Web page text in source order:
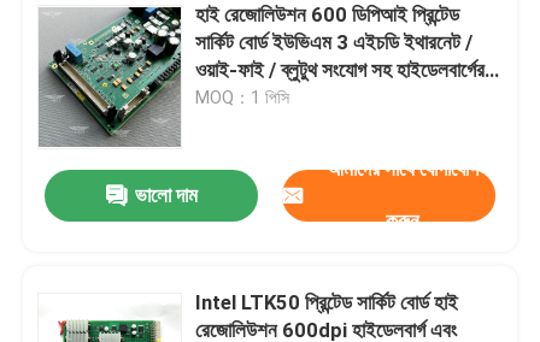
আমাদের সাথে যোগাযোগ করুন
খবর
মামলা
অফসেট প্রিন্টিং অংশ
হাই রেজোলিউশন 600 ডিপিআই প্রিন্টেড
সার্কিট বোর্ড ইউভিএম 3 এইচডি ইথারনেট /
ওয়াই-ফাই / ব্লুটুথ সংযোগ সহ হাইডেলবার্গের
জন্য
MOQ：1 পিসি
ভালো দাম
আমাদের সাথে যোগাযোগ
করুন
Intel LTK50 প্রিন্টেড সার্কিট বোর্ড হাই
রেজোলিউশন 600dpi হাইডেলবার্গ এবং